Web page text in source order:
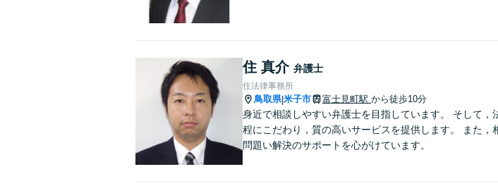
住 真介 弁護士
住法律事務所
鳥取県|米子市 富士見町駅 から徒歩10分
身近で相談しやすい弁護士を目指しています。 そして
程にこだわり，質の高いサービスを提供します。 また
問題い解決のサポートを心がけています。